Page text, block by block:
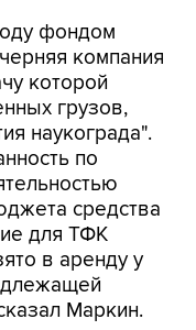
фондом
компания
которой
грузов,
наукограда".
по
средства
для ТФК
в аренду у
Маркин.